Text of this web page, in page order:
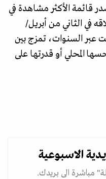
قائمة الأكثر مشاهدة في
في الثاني من أبريل/
عبر السنوات، تمزج بين
المحلي أو قدرتها على
الاسبوعية
مباشرة الى بريدك.